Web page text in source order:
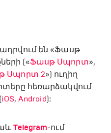
են «Ֆասթ
(«Ֆասթ Սպորտ»,
Սպորտ 2») ուղիղ
հեռարձակվում
iOS, Android):
Telegram-ում